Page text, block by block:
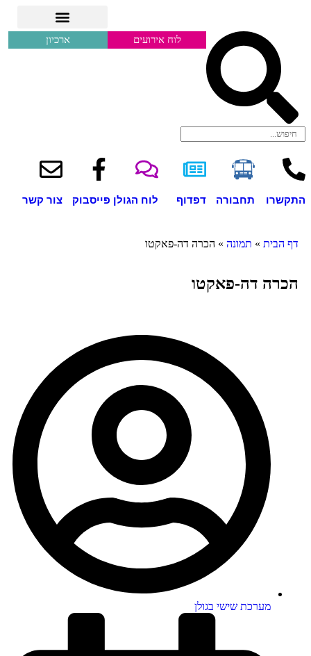
לוח אירועים ארכיון
התקשרו תחבורה דפדוף לוח הגולן פייסבוק צור קשר
דף הבית » תמונה » הכרה דה-פאקטו
הכרה דה-פאקטו
מערכת שישי בגולן